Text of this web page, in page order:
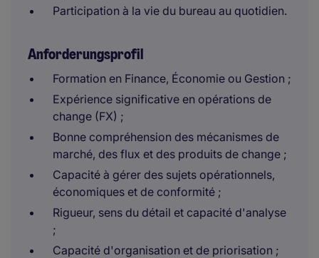
Participation à la vie du bureau au quotidien.
Anforderungsprofil
Formation en Finance, Économie ou Gestion ;
Expérience significative en opérations de
change (FX) ;
Bonne compréhension des mécanismes de
marché, des flux et des produits de change ;
Capacité à gérer des sujets opérationnels,
économiques et de conformité ;
Rigueur, sens du détail et capacité d'analyse
;
Capacité d'organisation et de priorisation ;